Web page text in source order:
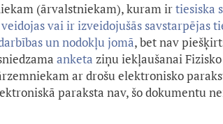
(ārvalstniekam), kuram irtiesiska
vai ir izveidojušās savstarpējas
un nodokļu jomā, bet nav
anketa ziņu iekļaušanai
ar drošu elektronisko
paraksta nav, šo dokumentu